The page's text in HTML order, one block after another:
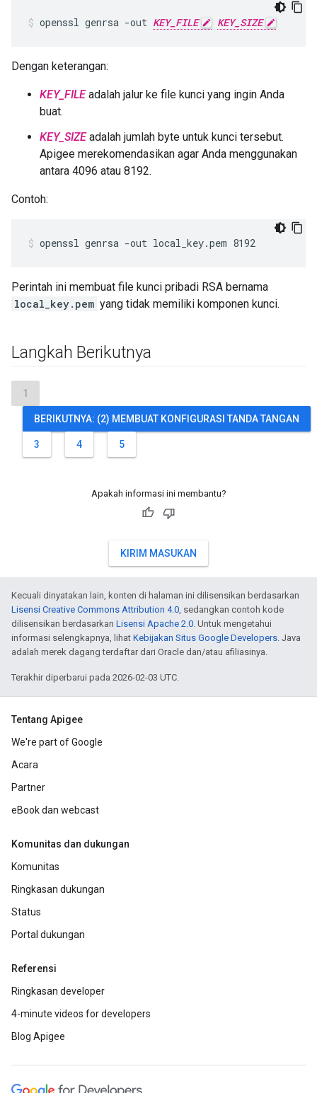
openssl genrsa -out KEY_FILE KEY_SIZE
Dengan keterangan:
KEY_FILEadalah jalur ke file kunci yang ingin Anda
buat.
KEY_SIZEadalah jumlah byte untuk kunci tersebut.
Apigee merekomendasikan agar Anda menggunakan
antara 4096 atau 8192.
Contoh:
openssl genrsa -out local_key.pem 8192
Perintah ini membuat file kunci pribadi RSA bernama
local_key.pem yang tidak memiliki komponen kunci.
Langkah Berikutnya
1
BERIKUTNYA: (2) MEMBUAT KONFIGURASI TANDA TANGAN
3 4 5
Apakah informasi ini membantu?
KIRIM MASUKAN
Kecuali dinyatakan lain, konten di halaman ini dilisensikan berdasarkan
Lisensi Creative Commons Attribution 4.0, sedangkan contoh kode
dilisensikan berdasarkan Lisensi Apache 2.0. Untuk mengetahui
informasi selengkapnya, lihat Kebijakan Situs Google Developers. Java
adalah merek dagang terdaftar dari Oracle dan/atau afiliasinya.
Terakhir diperbarui pada 2026-02-03 UTC.
Tentang Apigee
We're part of Google
Acara
Partner
eBook dan webcast
Komunitas dan dukungan
Komunitas
Ringkasan dukungan
Status
Portal dukungan
Referensi
Ringkasan developer
4-minute videos for developers
Blog Apigee